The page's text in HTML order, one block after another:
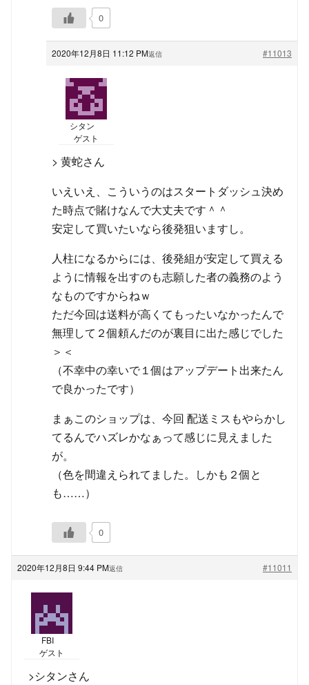
0
2020年12月8日 11:12 PM #11013
返信
シタン
ゲスト
> 黄蛇さん
いえいえ、こういうのはスタートダッシュ決め
た時点で賭けなんで大丈夫です＾＾
安定して買いたいなら後発狙いますし。
人柱になるからには、後発組が安定して買える
ように情報を出すのも志願した者の義務のよう
なものですからねｗ
ただ今回は送料が高くてもったいなかったんで
無理して２個頼んだのが裏目に出た感じでした
＞＜
（不幸中の幸いで１個はアップデート出来たん
で良かったです）
まぁこのショップは、今回 配送ミスもやらかし
てるんでハズレかなぁって感じに見えました
が。
（色を間違えられてました。しかも２個と
も……）
0
2020年12月8日 9:44 PM #11011
返信
FBI
ゲスト
>シタンさん